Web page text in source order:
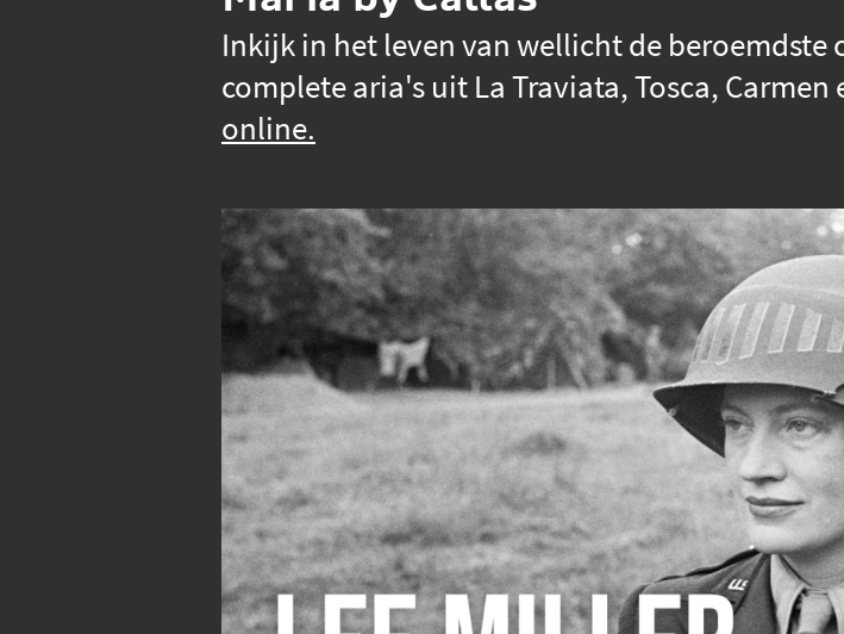
Inkijk in het leven van wellicht de beroemdste
complete aria's uit La Traviata, Tosca, Carmen
online.